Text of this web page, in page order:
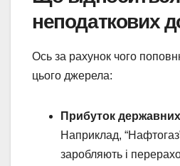
неподаткових
Ось за рахунок чого
цього джерела:
Прибуток
Наприклад,
заробляють і